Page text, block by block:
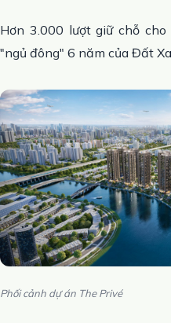
Hơn 3.000 lượt giữ chỗ
"ngủ đông" 6 năm của Đất
Phối cảnh dự án The Privé